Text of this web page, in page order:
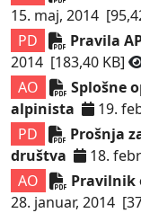
15. maj, 2014
PD
Pravila
2014 [183,40 KB]
AO
Splošne
alpinista
19.
PD
Prošnja
društva
18.
AO
Pravilnik
28. januar, 2014